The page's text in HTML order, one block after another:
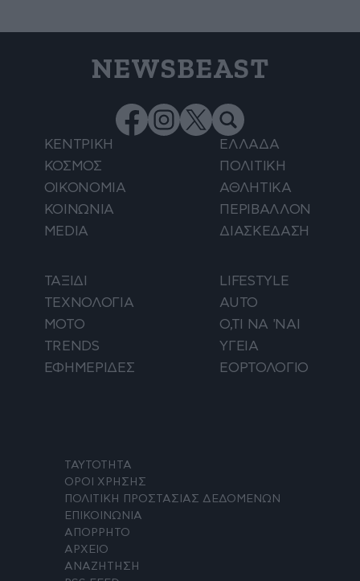
NEWSBEAST
ΚΕΝΤΡΙΚΗ
ΕΛΛΑΔΑ
ΚΟΣΜΟΣ
ΠΟΛΙΤΙΚΗ
ΟΙΚΟΝΟΜΙΑ
ΑΘΛΗΤΙΚΑ
ΚΟΙΝΩΝΙΑ
ΠΕΡΙΒΑΛΛΟΝ
MEDIA
ΔΙΑΣΚΕΔΑΣΗ
ΤΑΞΙΔΙ
LIFESTYLE
ΤΕΧΝΟΛΟΓΙΑ
AUTO
ΜΟΤΟ
Ο,ΤΙ ΝΑ 'ΝΑΙ
TRENDS
ΥΓΕΙΑ
ΕΦΗΜΕΡΙΔΕΣ
ΕΟΡΤΟΛΟΓΙΟ
ΤΑΥΤΟΤΗΤΑ
ΟΡΟΙ ΧΡΗΣΗΣ
ΠΟΛΙΤΙΚΗ ΠΡΟΣΤΑΣΙΑΣ ΔΕΔΟΜΕΝΩΝ
ΕΠΙΚΟΙΝΩΝΙΑ
ΑΠΟΡΡΗΤΟ
ΑΡΧΕΙΟ
ΑΝΑΖΗΤΗΣΗ